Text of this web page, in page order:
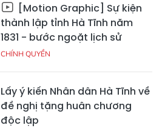
[Motion Graphic] Sự kiện
thành lập tỉnh Hà Tĩnh năm
1831 - bước ngoặt lịch sử
CHÍNH QUYỀN
Lấy ý kiến Nhân dân Hà Tĩnh về
đề nghị tặng huân chương
độc lập